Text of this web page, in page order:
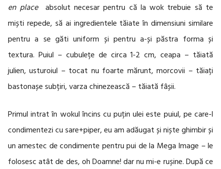
en place absolut necesar pentru că la wok trebuie să te
miști repede, să ai ingredientele tăiate în dimensiuni similare
pentru a se găti uniform și pentru a-și păstra forma și
textura. Puiul – cubulețe de circa 1-2 cm, ceapa – tăiată
julien, usturoiul – tocat nu foarte mărunt, morcovii – tăiați
bastonașe subțiri, varza chinezească – tăiată fâșii.
Primul intrat în wokul încins cu puțin ulei este puiul, pe care-l
condimentezi cu sare+piper, eu am adăugat și niște ghimbir și
un amestec de condimente pentru pui de la Mega Image – le
folosesc atât de des, oh Doamne! dar nu mi-e rușine. După ce